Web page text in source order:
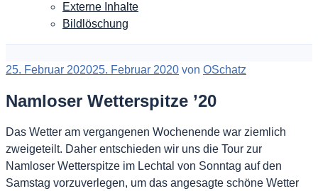
Externe Inhalte
Bildlöschung
Veröffentlicht
25. Februar 202025. Februar 2020 von OSchatz
Namloser Wetterspitze ’20
Das Wetter am vergangenen Wochenende war ziemlich
zweigeteilt. Daher entschieden wir uns die Tour zur
Namloser Wetterspitze im Lechtal von Sonntag auf den
Samstag vorzuverlegen, um das angesagte schöne Wetter